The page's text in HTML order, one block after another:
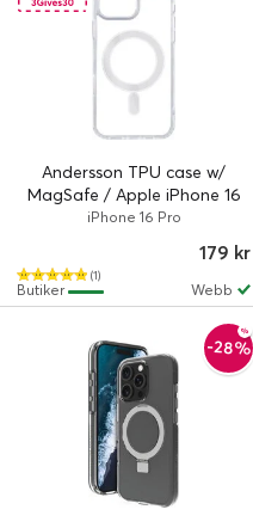
Andersson TPU case w/
MagSafe / Apple iPhone 16
Pro - Clear
iPhone 16 Pro
(1)
179 kr
Webb
Butiker
-28%